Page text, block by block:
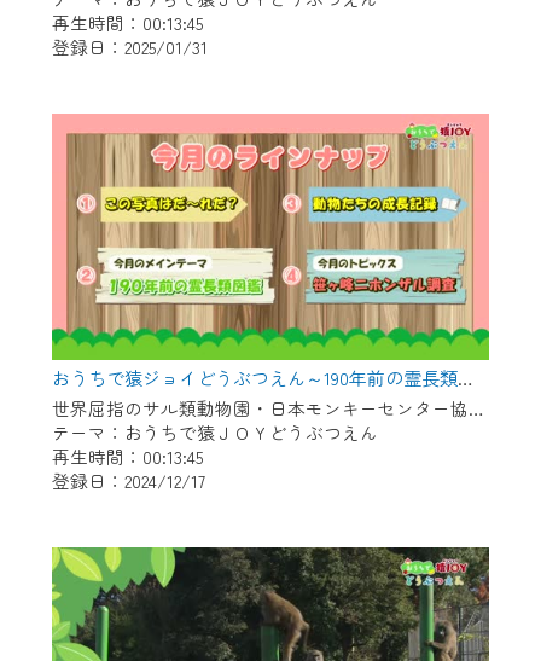
再生時間：00:13:45
登録日：2025/01/31
おうちで猿ジョイどうぶつえん～190年前の霊長類図鑑～（2024年11月16日初回放送）
世界屈指のサル類動物園・日本モンキーセンター協力の親子で学べる動物番組。
テーマ：おうちで猿ＪＯＹどうぶつえん
再生時間：00:13:45
登録日：2024/12/17